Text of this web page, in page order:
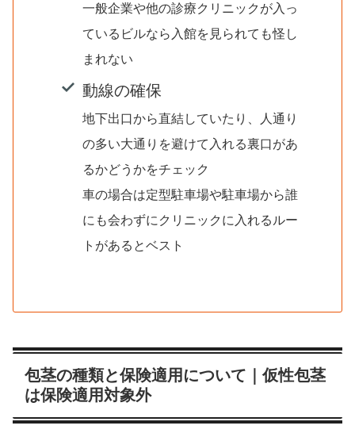
一般企業や他の診療クリニックが入っ
ているビルなら入館を見られても怪し
まれない
動線の確保
地下出口から直結していたり、人通り
の多い大通りを避けて入れる裏口があ
るかどうかをチェック
車の場合は定型駐車場や駐車場から誰
にも会わずにクリニックに入れるルー
トがあるとベスト
包茎の種類と保険適用について｜仮性包茎
は保険適用対象外